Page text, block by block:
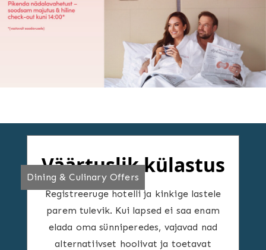
Dining & Culinary Offers
Väärtuslik külastus
Registreeruge hotelli ja kinkige lastele
parem tulevik. Kui lapsed ei saa enam
elada oma sünniperedes, vajavad nad
alternatiivset hoolivat ja toetavat